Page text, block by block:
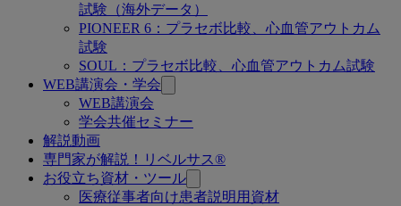
試験（海外データ）
PIONEER 6：プラセボ比較、心血管アウトカム
試験
SOUL：プラセボ比較、心血管アウトカム試験
WEB講演会・学会
WEB講演会
学会共催セミナー
解説動画
専門家が解説！リベルサス®
お役立ち資材・ツール
医療従事者向け患者説明用資材